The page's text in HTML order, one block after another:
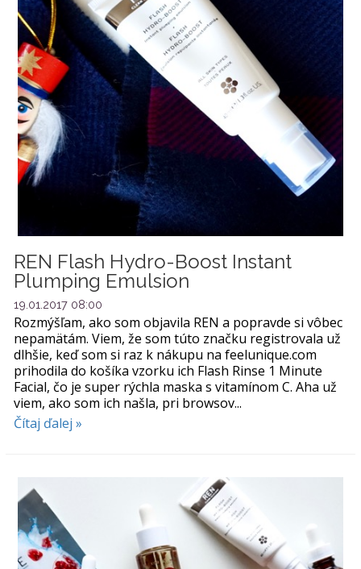
REN Flash Hydro-Boost Instant
Plumping Emulsion
19.01.2017 08:00
Rozmýšľam, ako som objavila REN a popravde si vôbec
nepamätám. Viem, že som túto značku registrovala už
dlhšie, keď som si raz k nákupu na feelunique.com
prihodila do košíka vzorku ich Flash Rinse 1 Minute
Facial, čo je super rýchla maska s vitamínom C. Aha už
viem, ako som ich našla, pri browsov...
Čítaj ďalej »